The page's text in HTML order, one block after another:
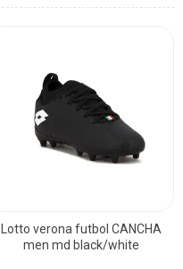
Lotto verona futbol CANCHA
men md black/white